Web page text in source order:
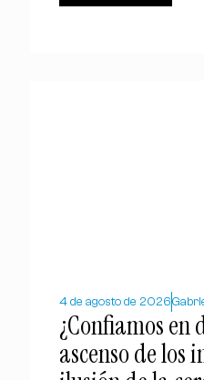
4 de agosto de 2026
¿Confiamos en
ascenso de los